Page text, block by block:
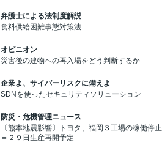
弁護士による法制度解説
食料供給困難事態対策法
オピニオン
災害後の建物への再入場をどう判断するか
企業よ、サイバーリスクに備えよ
SDNを使ったセキュリティソリューション
防災・危機管理ニュース
〔熊本地震影響〕トヨタ、福岡３工場の稼働停止
＝２９日生産再開予定